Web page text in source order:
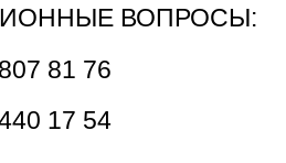
ВОПРОСЫ:
81 76
17 54